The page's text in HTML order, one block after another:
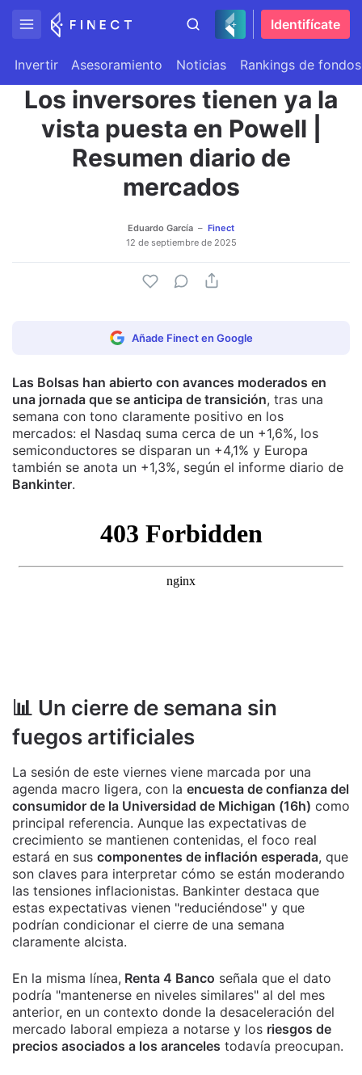
Identifícate
Invertir Asesoramiento Noticias Rankings de fondos
Los inversores tienen ya la
vista puesta en Powell |
Resumen diario de
mercados
Eduardo García
Finect
12 de septiembre de 2025
Añade Finect en Google
Las Bolsas han abierto con avances moderados en
una jornada que se anticipa de transición, tras una
semana con tono claramente positivo en los
mercados: el Nasdaq suma cerca de un +1,6%, los
semiconductores se disparan un +4,1% y Europa
también se anota un +1,3%, según el informe diario de
Bankinter.
📊 Un cierre de semana sin
fuegos artificiales
La sesión de este viernes viene marcada por una
agenda macro ligera, con la encuesta de confianza del
consumidor de la Universidad de Michigan (16h) como
principal referencia. Aunque las expectativas de
crecimiento se mantienen contenidas, el foco real
estará en sus componentes de inflación esperada, que
son claves para interpretar cómo se están moderando
las tensiones inflacionistas. Bankinter destaca que
estas expectativas vienen "reduciéndose" y que
podrían condicionar el cierre de una semana
claramente alcista.
En la misma línea, Renta 4 Banco señala que el dato
podría "mantenerse en niveles similares" al del mes
anterior, en un contexto donde la desaceleración del
mercado laboral empieza a notarse y los riesgos de
precios asociados a los aranceles todavía preocupan.